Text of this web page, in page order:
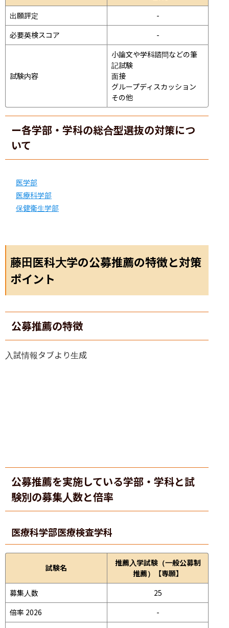
出願評定
-
必要英検スコア
-
試験内容
小論文や学科諮問などの筆
記試験
面接
グループディスカッション
その他
ー各学部・学科の総合型選抜の対策につ
いて
医学部
医療科学部
保健衛生学部
藤田医科大学の公募推薦の特徴と対策
ポイント
公募推薦の特徴
入試情報タブより生成
公募推薦を実施している学部・学科と試
験別の募集人数と倍率
医療科学部医療検査学科
試験名
推薦入学試験（一般公募制
推薦）【専願】
募集人数
25
倍率 2026
-